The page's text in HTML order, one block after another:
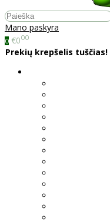
Mano paskyra
0 €000
Prekių krepšelis tuščias!